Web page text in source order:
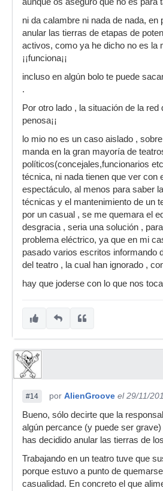
ni da calambre ni nada de nada, en
anular las tierras de etapas de
activos, como ya he dicho no es la
¡¡funciona¡¡
incluso en algún bolo te puede
.
Por otro lado , la situación de la red
penosa¡¡
lo mio no es un caso aislado ,
manda en la gran mayoría de
políticos(concejales,funcionarios
técnica, ni nada tienen que ver con
espectáculo, al menos para saber
técnicas y el mantenimiento de un
por un casual , se me quemara el
desgracia , seria una solución ,
problema eléctrico, ya que en mi
pasado varios escritos informando
del teatro , la cual han ignorado ,
hay que joderse con lo que nos
#14 por AlienGroove el 29/11/
Bueno, sólo decirte que la
algún percance (y puede ser
has decidido anular las tierras de
Trabajando en un teatro tuve que
porque estuvo a punto de
casualidad. En concreto el que